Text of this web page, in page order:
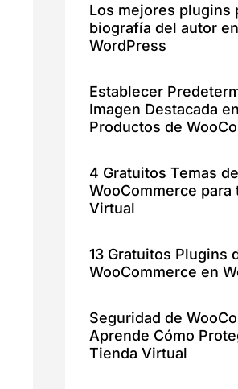
Los mejores plugins
biografía del autor en
WordPress
Establecer
Imagen Destacada en
Productos de
4 Gratuitos Temas de
WooCommerce para
Virtual
13 Gratuitos Plugins
WooCommerce en
Seguridad de
Aprende Cómo
Tienda Virtual